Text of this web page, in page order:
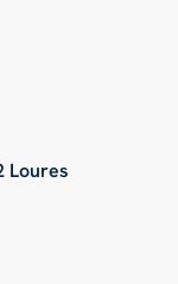
Loures